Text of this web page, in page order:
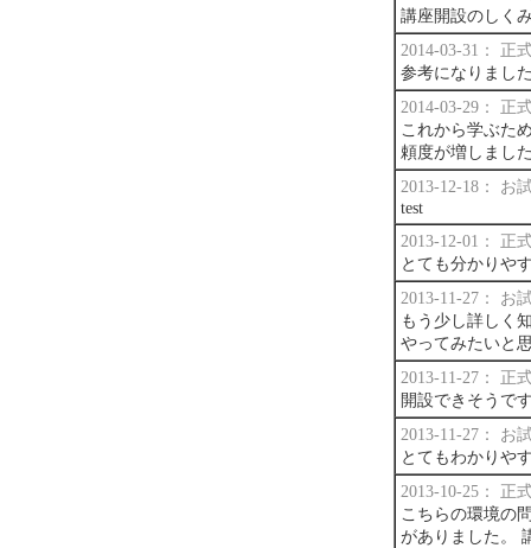
講座開設のしく
2014-03-31： 正
参考になりまし
2014-03-29： 正
これから学ぶた
頼度が増しまし
2013-12-18： お
test
2013-12-01： 正
とても分かりや
2013-11-27： お
もう少し詳しく
やってみたいと
2013-11-27： 正
開設できそうで
2013-11-27： お
とてもわかりや
2013-10-25： 正
こちらの環境の
がありました。